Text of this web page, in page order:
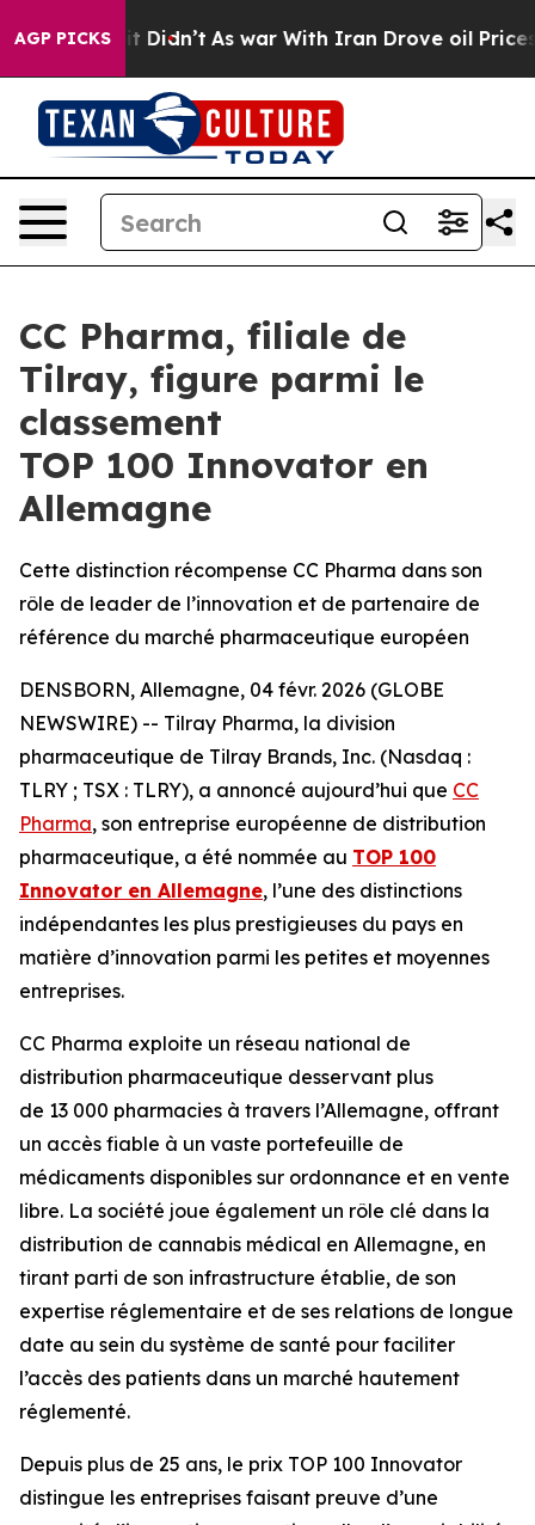
AGP PICKS
it Didn’t As war With Iran Drove oil Prices
CC Pharma, filiale de
Tilray, figure parmi le
classement
TOP 100 Innovator en
Allemagne
Cette distinction récompense CC Pharma dans son
rôle de leader de l’innovation et de partenaire de
référence du marché pharmaceutique européen
DENSBORN, Allemagne, 04 févr. 2026 (GLOBE
NEWSWIRE) -- Tilray Pharma, la division
pharmaceutique de Tilray Brands, Inc. (Nasdaq :
TLRY ; TSX : TLRY), a annoncé aujourd’hui que CC
Pharma, son entreprise européenne de distribution
pharmaceutique, a été nommée au TOP 100
Innovator en Allemagne, l’une des distinctions
indépendantes les plus prestigieuses du pays en
matière d’innovation parmi les petites et moyennes
entreprises.
CC Pharma exploite un réseau national de
distribution pharmaceutique desservant plus
de 13 000 pharmacies à travers l’Allemagne, offrant
un accès fiable à un vaste portefeuille de
médicaments disponibles sur ordonnance et en vente
libre. La société joue également un rôle clé dans la
distribution de cannabis médical en Allemagne, en
tirant parti de son infrastructure établie, de son
expertise réglementaire et de ses relations de longue
date au sein du système de santé pour faciliter
l’accès des patients dans un marché hautement
réglementé.
Depuis plus de 25 ans, le prix TOP 100 Innovator
distingue les entreprises faisant preuve d’une